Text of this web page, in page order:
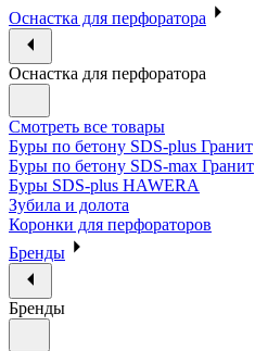
Оснастка для перфоратора
Оснастка для перфоратора
Смотреть все товары
Буры по бетону SDS-plus Гранит
Буры по бетону SDS-max Гранит
Буры SDS-plus HAWERA
Зубила и долота
Коронки для перфораторов
Бренды
Бренды